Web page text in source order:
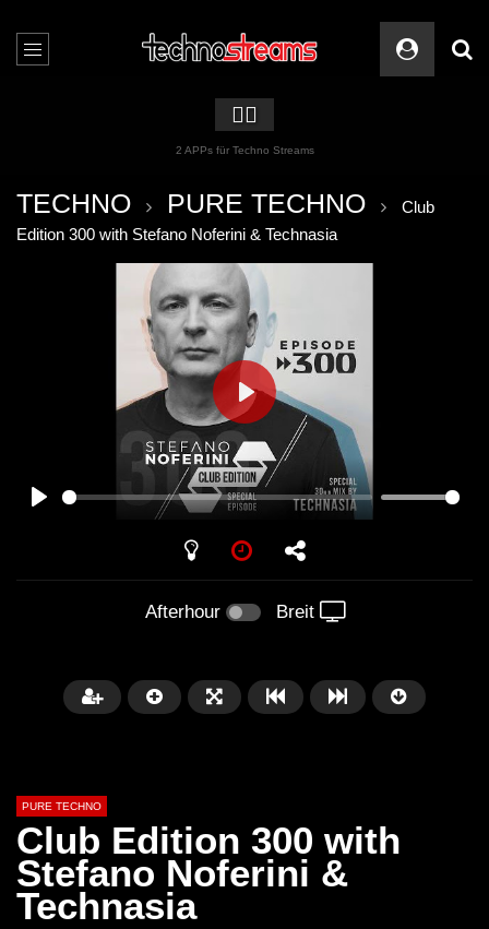
🏳️‍🌈
2 APPs für Techno Streams
TECHNO PURE TECHNO
Club
Edition 300 with Stefano Noferini & Technasia
PLAY
Afterhour Breit
01:31:35
PURE TECHNO
Club Edition 300 with
Stefano Noferini &
Technasia